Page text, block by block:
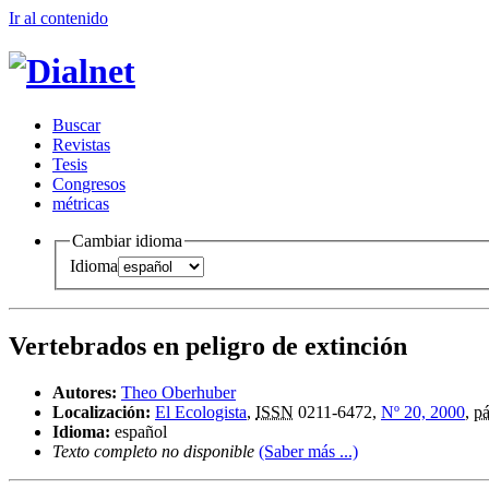
Ir al contenido
Buscar
Revistas
Tesis
Congresos
métricas
Cambiar idioma
Idioma
Vertebrados en peligro de extinción
Autores: Theo Oberhuber
Localización: El Ecologista, ISSN 0211-6472, Nº 20, 2000,
Idioma: español
Texto completo no disponible (Saber más ...)